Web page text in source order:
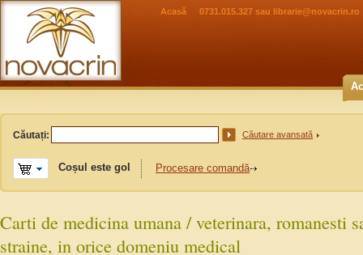
Acasă 0731.015.327 sau librarie@novacrin.ro
Căutați: Căutare avansată
Coșul este gol Procesare comandă
Carti de medicina umana / veterinara, romanesti
straine, in orice domeniu medical